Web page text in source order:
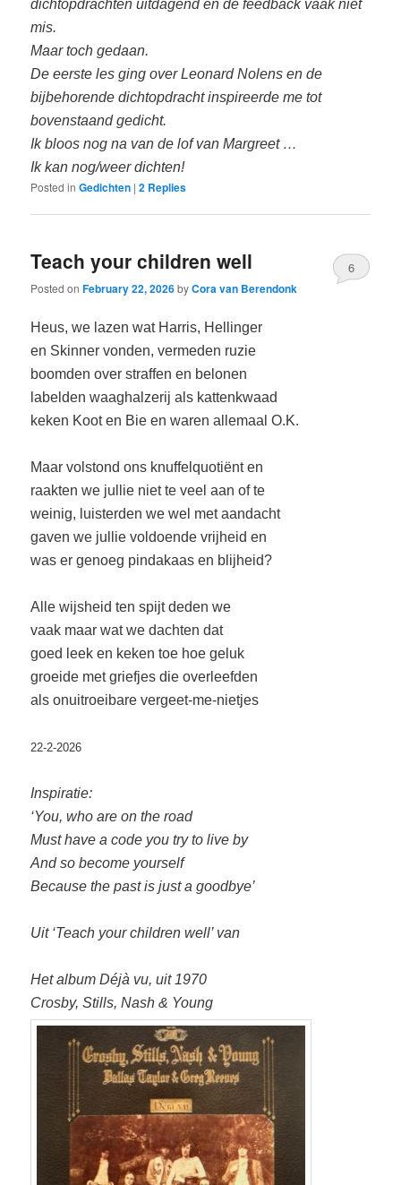
dichtopdrachten uitdagend en de feedback vaak niet
mis.
Maar toch gedaan.
De eerste les ging over Leonard Nolens en de
bijbehorende dichtopdracht inspireerde me tot
bovenstaand gedicht.
Ik bloos nog na van de lof van Margreet …
Ik kan nog/weer dichten!
Posted in Gedichten |2 Replies
Teach your children well
Posted onFebruary 22, 2026byCora van Berendonk
6
Heus, we lazen wat Harris, Hellinger
en Skinner vonden,vermeden ruzie
boomden over straffenen belonen
labelden waaghalzerij als kattenkwaad
keken Koot en Bie en waren allemaal O.K.
Maar volstond ons knuffelquotiënt en
raakten we jullie niet te veel aan of te
weinig, luisterden we wel met aandacht
gaven we jullie voldoende vrijheid en
was er genoeg pindakaas en blijheid?
Alle wijsheid ten spijt deden we
vaak maar wat we dachten dat
goed leek en keken toe hoe geluk
groeide met griefjes die overleefden
als onuitroeibare vergeet-me-nietjes
22-2-2026
Inspiratie:
‘You, who are on the road
Must have a code you try to live by
And so become yourself
Because the past is just a goodbye’
Uit ‘Teach your children well’ van
Het album Déjà vu, uit 1970
Crosby, Stills, Nash & Young